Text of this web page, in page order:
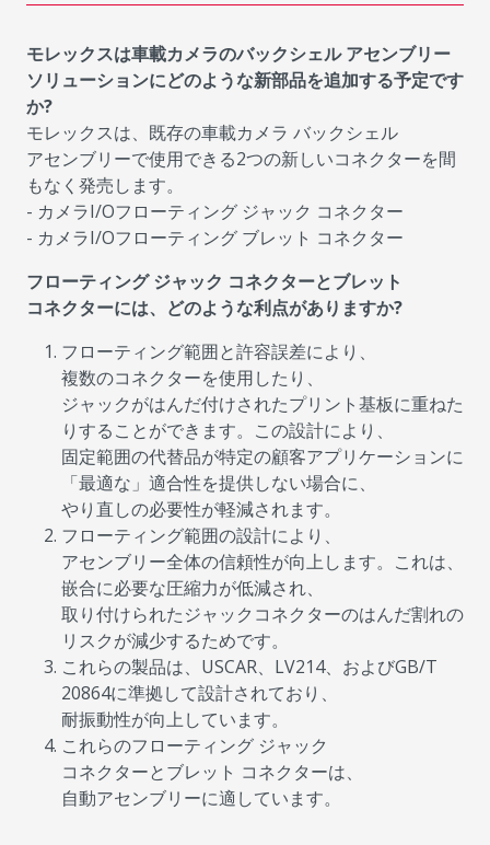
モレックスは車載カメラのバックシェル アセンブリー
ソリューションにどのような新部品を追加する予定です
か?
モレックスは、既存の車載カメラ バックシェル
アセンブリーで使用できる2つの新しいコネクターを間
もなく発売します。
- カメラI/Oフローティング ジャック コネクター
- カメラI/Oフローティング ブレット コネクター
フローティング ジャック コネクターとブレット
コネクターには、どのような利点がありますか?
フローティング範囲と許容誤差により、
複数のコネクターを使用したり、
ジャックがはんだ付けされたプリント基板に重ねた
りすることができます。この設計により、
固定範囲の代替品が特定の顧客アプリケーションに
「最適な」適合性を提供しない場合に、
やり直しの必要性が軽減されます。
フローティング範囲の設計により、
アセンブリー全体の信頼性が向上します。これは、
嵌合に必要な圧縮力が低減され、
取り付けられたジャックコネクターのはんだ割れの
リスクが減少するためです。
これらの製品は、USCAR、LV214、およびGB/T
20864に準拠して設計されており、
耐振動性が向上しています。
これらのフローティング ジャック
コネクターとブレット コネクターは、
自動アセンブリーに適しています。